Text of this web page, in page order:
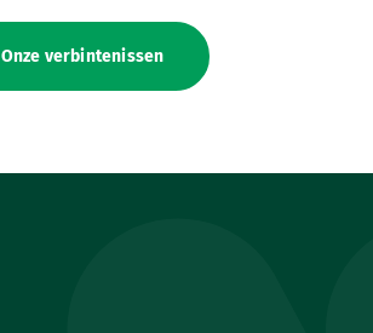
Onze verbintenissen